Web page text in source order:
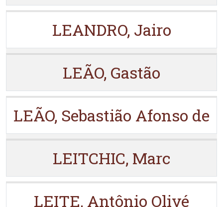
LEANDRO, Jairo
LEÃO, Gastão
LEÃO, Sebastião Afonso de
LEITCHIC, Marc
LEITE, Antônio Olivé